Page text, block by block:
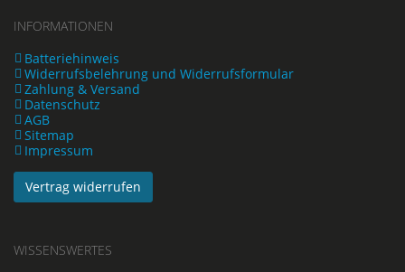
INFORMATIONEN
Batteriehinweis
Widerrufsbelehrung und Widerrufsformular
Zahlung & Versand
Datenschutz
AGB
Sitemap
Impressum
Vertrag widerrufen
WISSENSWERTES